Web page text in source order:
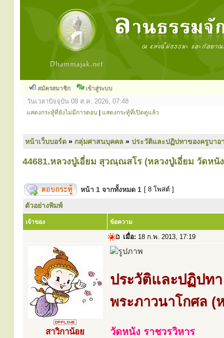
สมัครสมาชิก เข้าสู่ระบบ
วันเวลาปัจจุบัน 08 ส.ค. 2026, 07:48
แสดงกระทู้ที่ยังไม่มีการตอบ แสดงกระทู้ที่เปิดดูแล้ว
หน้าเว็บบอร์ด » กลุ่มศาสนบุคคล » ประวัติและปฏิปทาของครูบาอ
44681.หลวงปู่เอี่ยม สุวณฺณสโร (หลวงปู่เอี่ยม วัดหนั
หน้า 1 จากทั้งหมด 1 [ 8 โพสต์ ]
ตัวอย่างพิมพ์
เจ้าของ ข้อความ
เมื่อ: 18 ก.พ. 2013, 17:19
สาวิกาน้อย
ประวัติและปฏิปทา
พระภาวนาโกศล (
วัดหนัง ราชวรวิหาร